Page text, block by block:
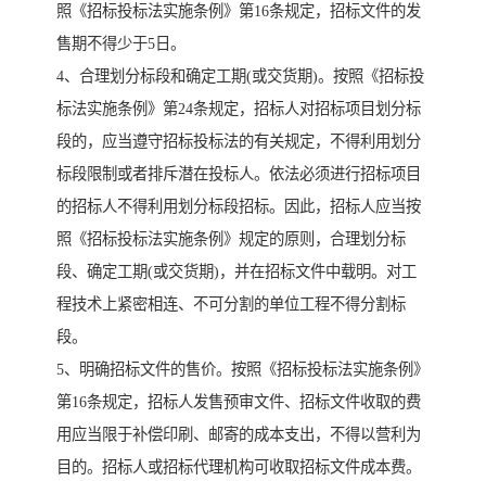
照《招标投标法实施条例》第16条规定，招标文件的发
售期不得少于5日。
4、合理划分标段和确定工期(或交货期)。按照《招标投
标法实施条例》第24条规定，招标人对招标项目划分标
段的，应当遵守招标投标法的有关规定，不得利用划分
标段限制或者排斥潜在投标人。依法必须进行招标项目
的招标人不得利用划分标段招标。因此，招标人应当按
照《招标投标法实施条例》规定的原则，合理划分标
段、确定工期(或交货期)，并在招标文件中载明。对工
程技术上紧密相连、不可分割的单位工程不得分割标
段。
5、明确招标文件的售价。按照《招标投标法实施条例》
第16条规定，招标人发售预审文件、招标文件收取的费
用应当限于补偿印刷、邮寄的成本支出，不得以营利为
目的。招标人或招标代理机构可收取招标文件成本费。